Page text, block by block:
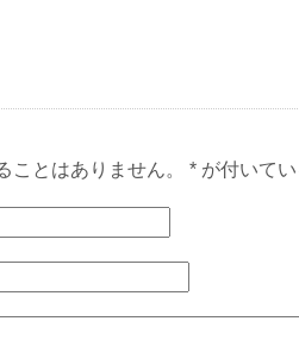
ことはありません。 * が付いて